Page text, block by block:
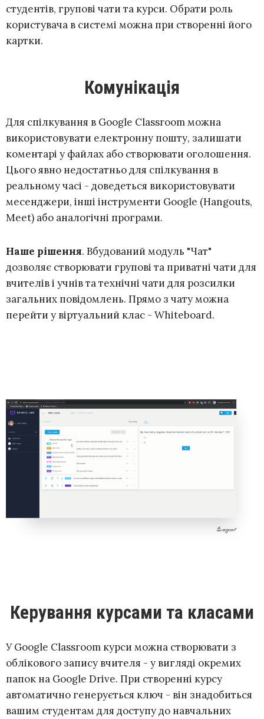
студентів, групові чати та курси. Обрати роль
користувача в системі можна при створенні його
картки.
Комунікація
Для спілкування в Google Classroom можна
використовувати електронну пошту, залишати
коментарі у файлах або створювати оголошення.
Цього явно недостатньо для спілкування в
реальному часі - доведеться використовувати
месенджери, інші інструменти Google (Hangouts,
Meet) або аналогічні програми.
Наше рішення. Вбудований модуль "Чат"
дозволяє створювати групові та приватні чати для
вчителів і учнів та технічні чати для розсилки
загальних повідомлень. Прямо з чату можна
перейти у віртуальний клас - Whiteboard.
Керування курсами та класами
У Google Classroom курси можна створювати з
облікового запису вчителя - у вигляді окремих
папок на Google Drive. При створенні курсу
автоматично генерується ключ - він знадобиться
вашим студентам для доступу до навчальних